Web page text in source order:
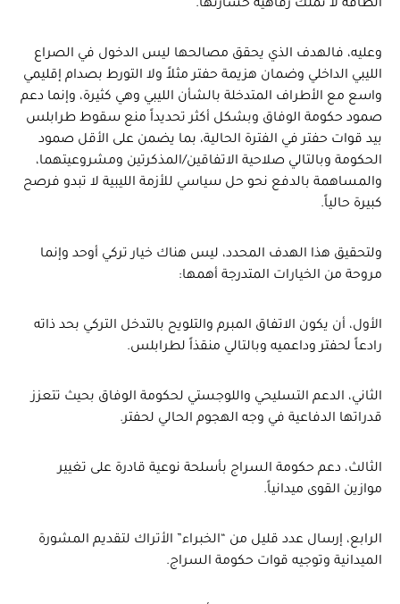
الطاقة لا تملك رفاهية خسارتها.
وعليه، فالهدف الذي يحقق مصالحها ليس الدخول في الصراع
الليبي الداخلي وضمان هزيمة حفتر مثلاً ولا التورط بصدام إقليمي
واسع مع الأطراف المتدخلة بالشأن الليبي وهي كثيرة، وإنما دعم
صمود حكومة الوفاق وبشكل أكثر تحديداً منع سقوط طرابلس
بيد قوات حفتر في الفترة الحالية، بما يضمن على الأقل صمود
الحكومة وبالتالي صلاحية الاتفاقين/المذكرتين ومشروعيتهما،
والمساهمة بالدفع نحو حل سياسي للأزمة الليبية لا تبدو فرصح
كبيرة حالياً.
ولتحقيق هذا الهدف المحدد، ليس هناك خيار تركي أوحد وإنما
مروحة من الخيارات المتدرجة أهمها:
الأول، أن يكون الاتفاق المبرم والتلويح بالتدخل التركي بحد ذاته
رادعاً لحفتر وداعميه وبالتالي منقذاً لطرابلس.
الثاني، الدعم التسليحي واللوجستي لحكومة الوفاق بحيث تتعزز
قدراتها الدفاعية في وجه الهجوم الحالي لحفتر.
الثالث، دعم حكومة السراج بأسلحة نوعية قادرة على تغيير
موازين القوى ميدانياً.
الرابع، إرسال عدد قليل من “الخبراء” الأتراك لتقديم المشورة
الميدانية وتوجيه قوات حكومة السراج.